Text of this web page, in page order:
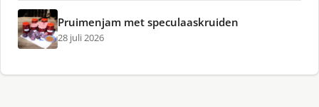
Pruimenjam met speculaaskruiden
28 juli 2026